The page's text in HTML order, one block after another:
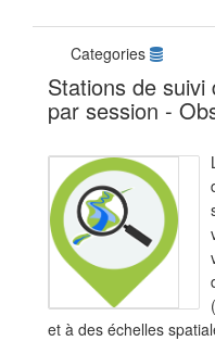
Categories
Stations de
par session -
et à des échelles